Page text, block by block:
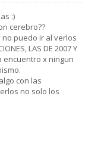
:)
cerebro??
no puedo ir al verlos
LAS DE 2007 Y
encuentro x ningun
con las
no solo los